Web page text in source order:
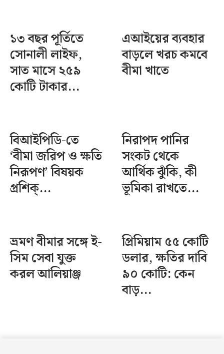
১৩ বছর পূর্তিতে
সোনালী লাইফ,
সাত মাসে ২৫৯
কোটি টাকার...
এআইয়ের ব্যবহার
বাড়লে খরচ কমবে
বীমা খাতে
বিআইপিডি-তে
‘বীমা জরিপ ও ক্ষতি
নিরূপণ’ বিষয়ক
প্রশিক্...
নিরাপদ পানির
সংকট থেকে
আর্থিক ঝুঁকি, কী
ভূমিকা রাখতে...
ভ্রমণ বীমার সঙ্গে ই-
সিম সেবা যুক্ত
করল আলিয়াঞ্জ
প্রিমিয়াম ৫৫ কোটি
ডলার, ক্ষতির দাবি
৯০ কোটি: কেন
বাড়...